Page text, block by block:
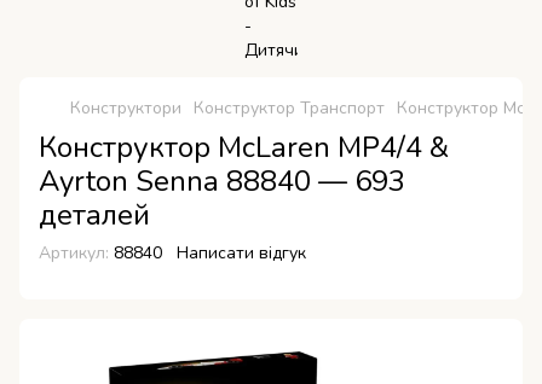
Конструктори Конструктор Транспорт Конструктор
Конструктор McLaren MP4/4 &
Ayrton Senna 88840 — 693
деталей
Артикул: 88840 Написати відгук